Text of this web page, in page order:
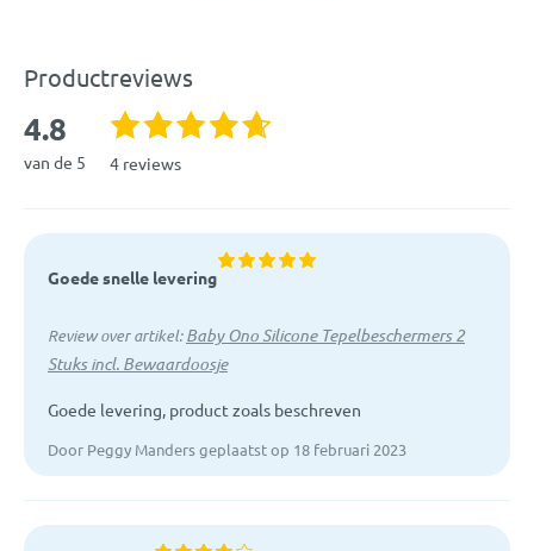
BPA-vrij
Geur-en smaakloos
Inclusief bewaardoosje
Artikelcode:
Productreviews
4.8
van de 5 4 reviews
Goede snelle levering
Review over artikel:Baby Ono Silicone Tepelbeschermers 2
Stuks incl. Bewaardoosje
Goede levering, product zoals beschreven
Door Peggy Manders geplaatst op 18 februari 2023